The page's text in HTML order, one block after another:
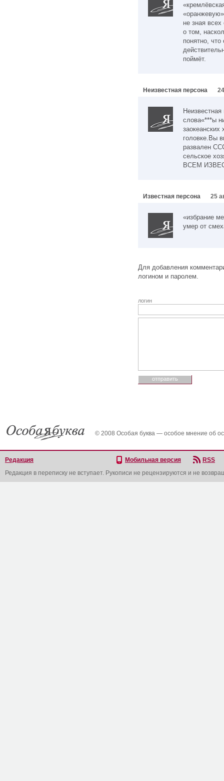
не зная
о том,
понятно,
поймёт.
Неизвестная персона
слова«***ы
заокеанских
головке.Вы
развален
сельское
ВСЕМ
Известная персона 25
«избрание
умер от
Для добавления
логином и паролем.
логин
© 2008 Особая буква — особое мнение об
Редакция Мобильная версия
RSS
Редакция в переписку не вступает. Рукописи не рецензируются и не